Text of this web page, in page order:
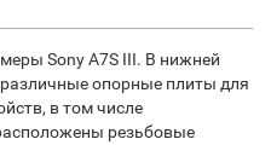
Sony А7S III. В нижней
опорные плиты для
в том числе
резьбовые